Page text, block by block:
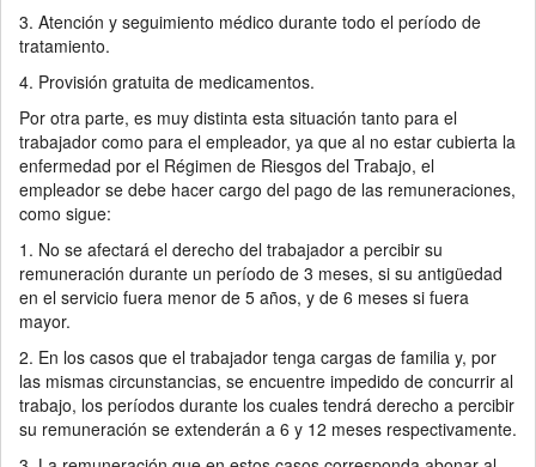
3. Atención y seguimiento médico durante todo el período de
tratamiento.
4. Provisión gratuita de medicamentos.
Por otra parte, es muy distinta esta situación tanto para el
trabajador como para el empleador, ya que al no estar cubierta la
enfermedad por el Régimen de Riesgos del Trabajo, el
empleador se debe hacer cargo del pago de las remuneraciones,
como sigue:
1. No se afectará el derecho del trabajador a percibir su
remuneración durante un período de 3 meses, si su antigüedad
en el servicio fuera menor de 5 años, y de 6 meses si fuera
mayor.
2. En los casos que el trabajador tenga cargas de familia y, por
las mismas circunstancias, se encuentre impedido de concurrir al
trabajo, los períodos durante los cuales tendrá derecho a percibir
su remuneración se extenderán a 6 y 12 meses respectivamente.